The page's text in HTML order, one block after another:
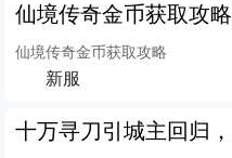
仙境传奇金币获取攻略
仙境传奇金币获取攻略
新服